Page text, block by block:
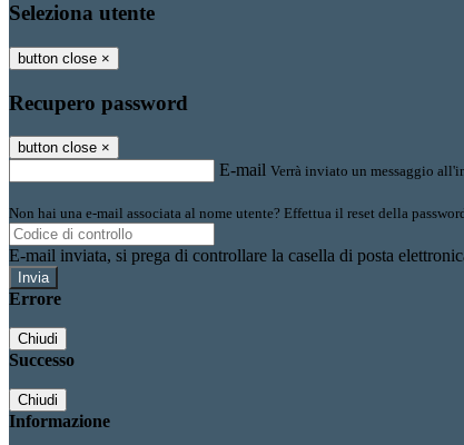
Seleziona utente
button close ×
Recupero password
button close ×
E-mail Verrà inviato un messaggio
Non hai una e-mail associata al nome utente? Effettua il reset della
E-mail inviata, si prega di controllare la casella di posta
Errore
Chiudi
Successo
Chiudi
Informazione